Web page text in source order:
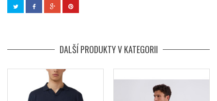
DALŠÍ PRODUKTY V KATEGORII